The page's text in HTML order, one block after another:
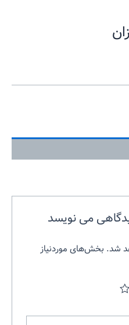
می نویسد
شد. بخش‌های موردنیاز